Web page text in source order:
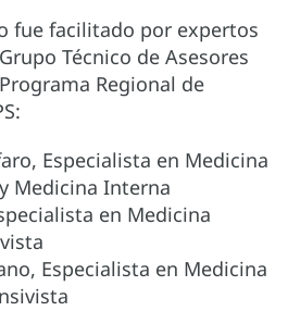
fue facilitado por expertos
Técnico de Asesores
Regional de
Especialista en Medicina
Medicina Interna
en Medicina
Especialista en Medicina